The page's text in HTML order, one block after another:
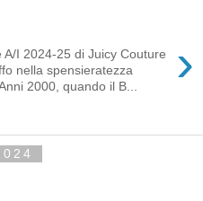
›
A/I 2024-25 di Juicy Couture
nella spensieratezza
2000, quando il B...